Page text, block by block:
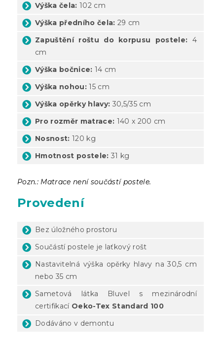
Výška čela: 102 cm
Výška předního čela: 29 cm
Zapuštění roštu do korpusu postele: 4
cm
Výška bočnice: 14 cm
Výška nohou: 15 cm
Výška opěrky hlavy: 30,5/35 cm
Pro rozměr matrace: 140 x 200 cm
Nosnost: 120 kg
Hmotnost postele: 31 kg
Pozn.: Matrace není součástí postele.
Provedení
Bez úložného prostoru
Součástí postele je laťkový rošt
Nastavitelná výška opěrky hlavy na 30,5 cm
nebo 35 cm
Sametová látka Bluvel s mezinárodní
certifikací Oeko-Tex Standard 100
Dodáváno v demontu